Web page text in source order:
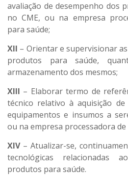
avaliação de desempenho dos
no CME, ou na empresa
para saúde;
XII – Orientar e supervisionar
produtos para saúde,
armazenamento dos mesmos;
XIII – Elaborar termo de
técnico relativo à aquisição
equipamentos e insumos a
ou na empresa processadora
XIV– Atualizar-se,
tecnológicas relacionadas
produtos para saúde.